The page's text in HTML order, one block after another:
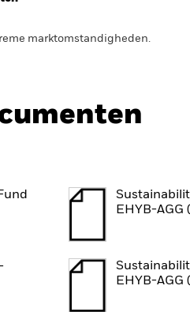
marktomstandigheden.
EHYB-AGG
EHYB-AGG